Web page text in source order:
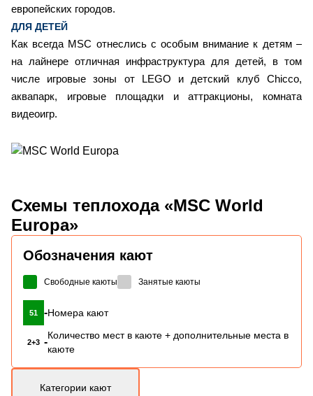
европейских городов.
ДЛЯ ДЕТЕЙ
Как всегда MSC отнеслись с особым внимание к детям –
на лайнере отличная инфраструктура для детей, в том
числе игровые зоны от LEGO и детский клуб Chicco,
аквапарк, игровые площадки и аттракционы, комната
видеоигр.
Схемы теплохода «MSC World
Europa»
Обозначения кают
Свободные каюты Занятые каюты
51 -Номера кают
2+3 -
Количество мест в каюте + дополнительные места в
каюте
Категории кают